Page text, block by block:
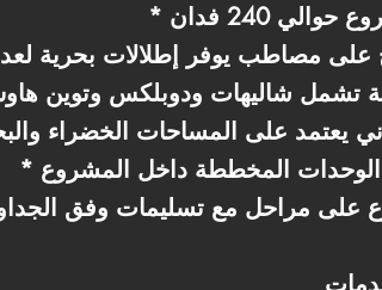
240 فدان
على مصاطب يوفر إطلالات بحرية
تشمل شاليهات ودوبلكس وتوين
يعتمد على المساحات الخضراء
الوحدات المخططة داخل المشروع
على مراحل مع تسليمات وفق